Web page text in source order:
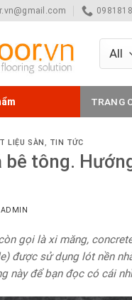
TRANG
LIỆU SÀN, TIN TỨC
bê tông.
ADMIN
gọi là xi măng,
được sử dụng lót nền
này để bạn đọc có cái